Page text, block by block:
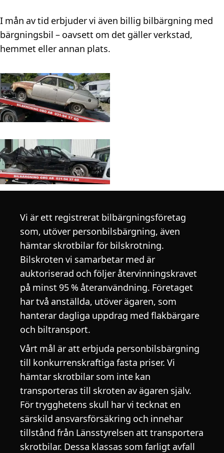
I mån av tid erbjuder vi även billig bilbärgning med
bärgningsbil – oavsett om det gäller verkstad,
hemmet eller annan plats.
Vi är ett registrerat bilbärgningsföretag
som, utöver personbilsbärgning, även
hämtar skrotbilar för bilskrotning.
Bilskroten vi samarbetar med är
auktoriserad och följer återvinningskravet
på minst 95 % återanvändning. Företaget
har två anställda, utöver ägaren, som
hanterar dagliga uppdrag med flakbärgare
och biltransport.
Vårt mål är att erbjuda personbilsbärgning
till konkurrenskraftiga fasta priser. Vi
hämtar skrotbilar som inte kan
transporteras till skroten av ägaren själv.
För trygghetens skull har vi tecknat en
särskild ansvarsförsäkring och innehar
tillstånd från Länsstyrelsen att transportera
skrotbilar. Dessa klassas som farligt avfall